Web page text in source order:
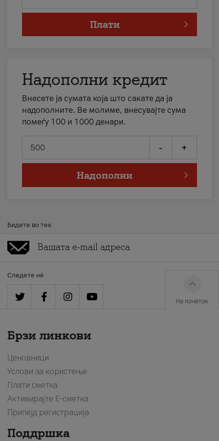
Плати
Надополни кредит
Внесете ја сумата која што сакате да ја
надополните. Ве молиме, внесувајте сума
помеѓу 100 и 1000 денари.
- +
Надополни
Бидете во тек
Следете нè
На почеток
Брзи линкови
Ценовници
Услови за користење
Плати сметка
Активирајте Е-сметка
Припејд регистрација
Поддршка